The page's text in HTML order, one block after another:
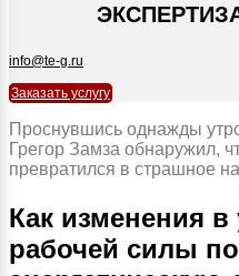
info@te-g.ru
Заказать услугу
Проснувшись однажды
Грегор Замза обнаружил,
превратился в страшное
Как изменения в
рабочей силы